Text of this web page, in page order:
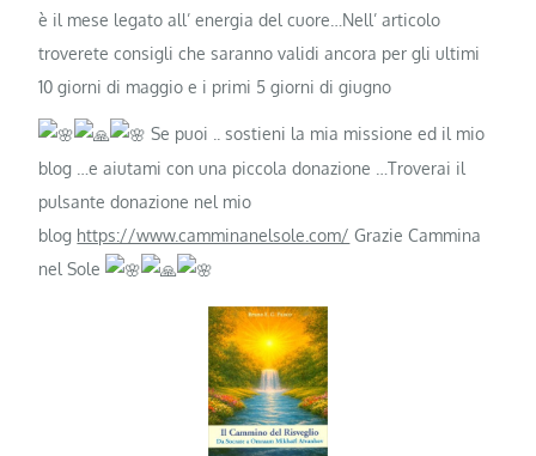
è il mese legato all’ energia del cuore…Nell’ articolo
troverete consigli che saranno validi ancora per gli ultimi
10 giorni di maggio e i primi 5 giorni di giugno
Se puoi .. sostieni la mia missione ed il mio
blog …e aiutami con una piccola donazione …Troverai il
pulsante donazione nel mio
blog https://www.camminanelsole.com/ Grazie Cammina
nel Sole